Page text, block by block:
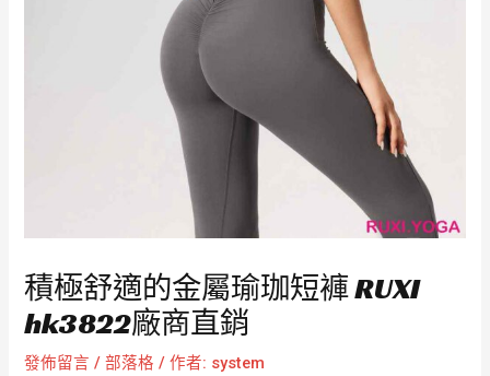
積極舒適的金屬瑜珈短褲 RUXI
hk3822廠商直銷
發佈留言 /部落格 / 作者: system